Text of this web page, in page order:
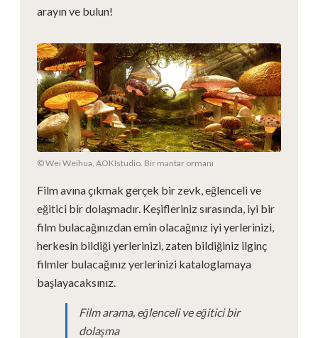
arayın ve bulun!
© Wei Weihua, AOKIstudio. Bir mantar ormanı
Film avına çıkmak gerçek bir zevk, eğlenceli ve
eğitici bir dolaşmadır. Keşifleriniz sırasında, iyi bir
film bulacağınızdan emin olacağınız iyi yerlerinizi,
herkesin bildiği yerlerinizi, zaten bildiğiniz ilginç
filmler bulacağınız yerlerinizi kataloglamaya
başlayacaksınız.
Film arama, eğlenceli ve eğitici bir
dolaşma